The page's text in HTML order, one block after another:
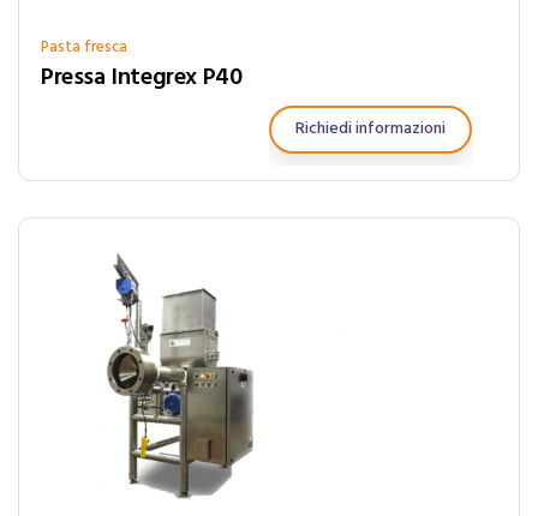
Pasta fresca
Pressa Integrex P40
Richiedi informazioni